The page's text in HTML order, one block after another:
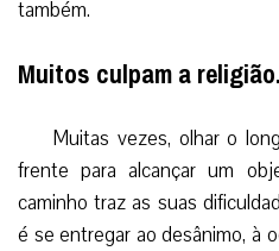
também.
Muitos culpam a
Muitas vezes, olhar o
frente para alcançar um
caminho traz as suas
é se entregar ao desânimo, à